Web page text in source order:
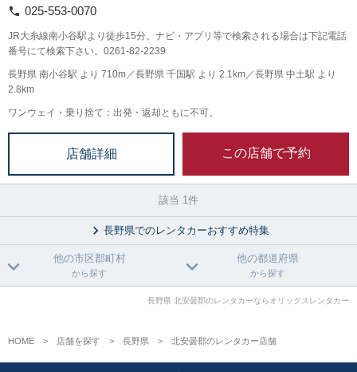
025-553-0070
JR大糸線南小谷駅より徒歩15分。ナビ・アプリ等で検索される場合は下記電話
番号にて検索下さい。0261-82-2239
長野県 南小谷駅 より 710m／長野県 千国駅 より 2.1km／長野県 中土駅 より
2.8km
ワンウェイ・乗り捨て：出発・返却ともに不可。
店舗詳細 この店舗で予約
該当 1件
長野県でのレンタカーおすすめ特集
他の市区郡町村
から探す
他の都道府県
から探す
長野県 北安曇郡のレンタカーならオリックスレンタカー
HOME 店舗を探す 長野県 北安曇郡のレンタカー店舗